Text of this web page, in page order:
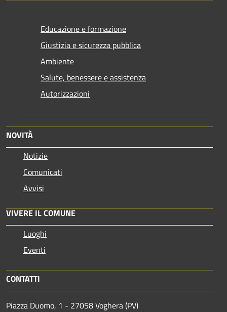
Educazione e formazione
Giustizia e sicurezza pubblica
Ambiente
Salute, benessere e assistenza
Autorizzazioni
NOVITÀ
Notizie
Comunicati
Avvisi
VIVERE IL COMUNE
Luoghi
Eventi
CONTATTI
Piazza Duomo, 1 - 27058 Voghera (PV)